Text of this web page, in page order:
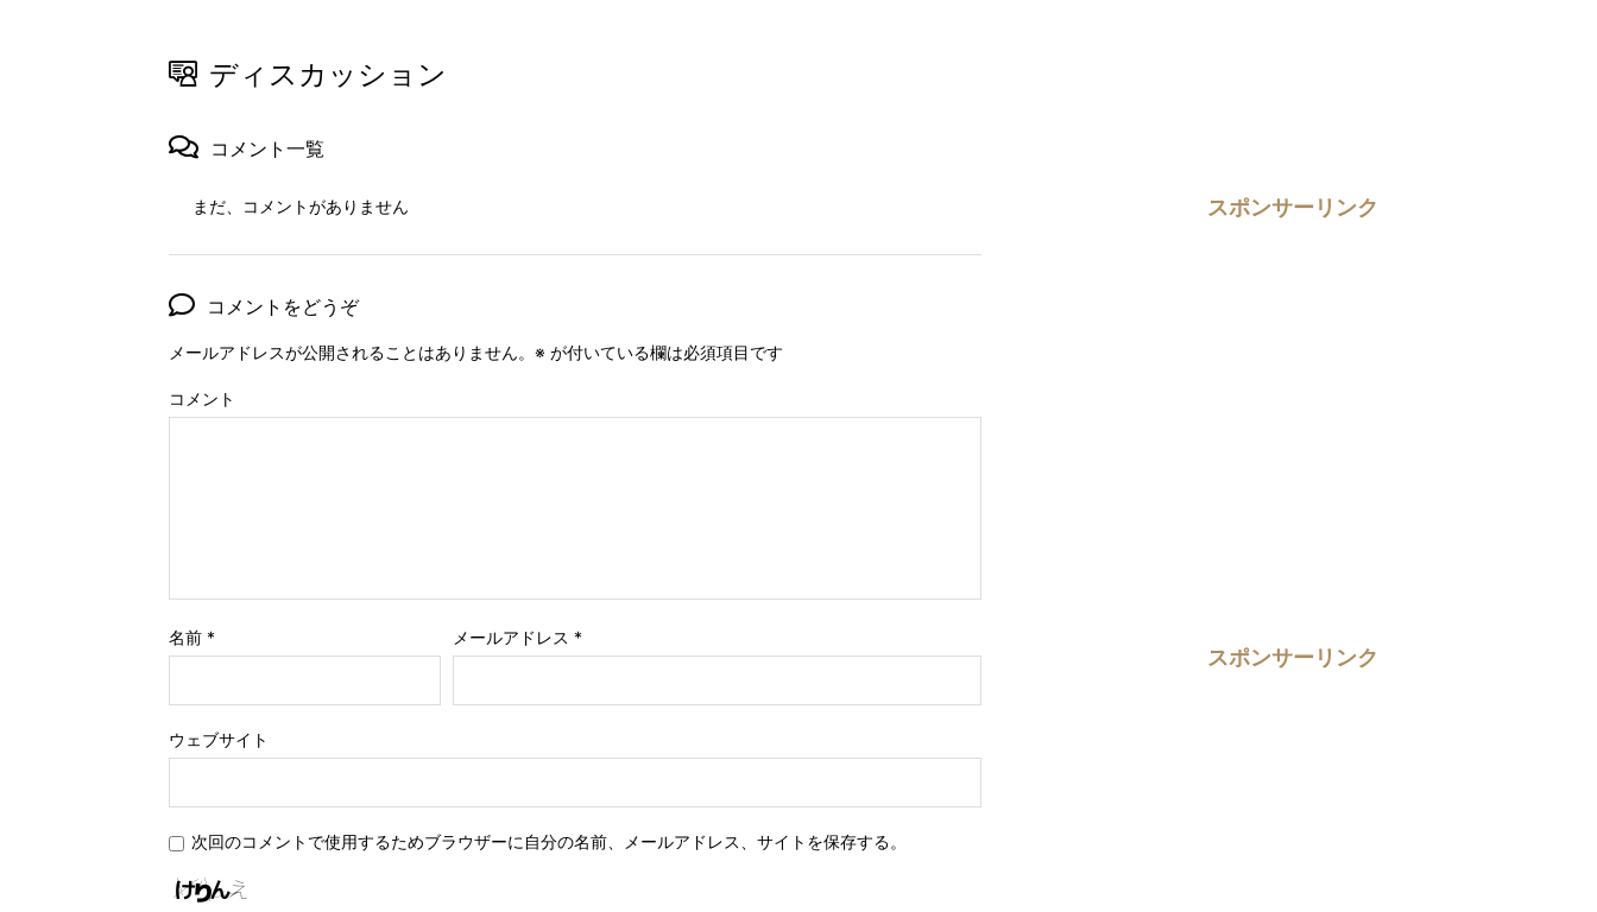
ディスカッション
コメント一覧
まだ、コメントがありません
コメントをどうぞ
メールアドレスが公開されることはありません。 ※ が付いている欄は必須項目です
コメント
名前 * メールアドレス *
ウェブサイト
次回のコメントで使用するためブラウザーに自分の名前、メールアドレス、サイトを保存する。
スポンサーリンク
スポンサーリンク